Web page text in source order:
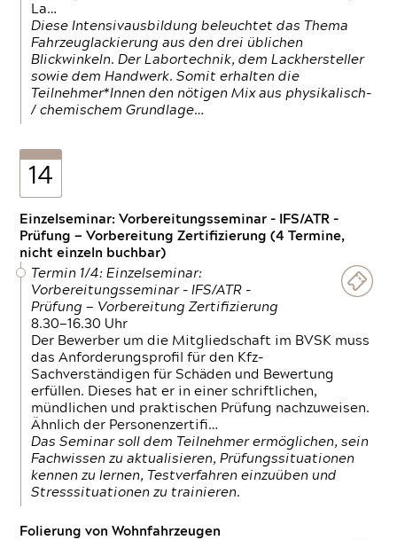
La…
Diese Intensivausbildung beleuchtet das Thema
Fahrzeuglackierung aus den drei üblichen
Blickwinkeln. Der Labortechnik, dem Lackhersteller
sowie dem Handwerk. Somit erhalten die
Teilnehmer*Innen den nötigen Mix aus physikalisch-
/ chemischem Grundlage…
14
Einzelseminar: Vorbereitungsseminar - IFS/ATR -
Prüfung — Vorbereitung Zertifizierung (4 Termine,
nicht einzeln buchbar)
Termin 1/4: Einzelseminar:
Vorbereitungsseminar - IFS/ATR -
Prüfung — Vorbereitung Zertifizierung
8.30—16.30 Uhr
Der Bewerber um die Mitgliedschaft im BVSK muss
das Anforderungsprofil für den Kfz-
Sachverständigen für Schäden und Bewertung
erfüllen. Dieses hat er in einer schriftlichen,
mündlichen und praktischen Prüfung nachzuweisen.
Ähnlich der Personenzertifi…
Das Seminar soll dem Teilnehmer ermöglichen, sein
Fachwissen zu aktualisieren, Prüfungssituationen
kennen zu lernen, Testverfahren einzuüben und
Stresssituationen zu trainieren.
Folierung von Wohnfahrzeugen